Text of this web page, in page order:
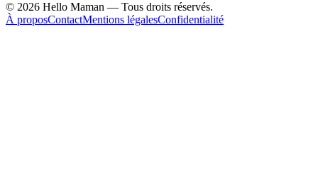
© 2026 Hello Maman — Tous droits réservés.
À proposContactMentions légalesConfidentialité